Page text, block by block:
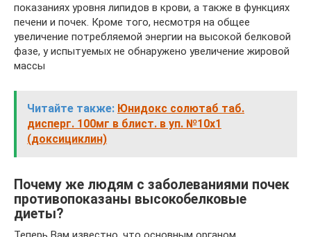
показаниях уровня липидов в крови, а также в функциях
печени и почек. Кроме того, несмотря на общее
увеличение потребляемой энергии на высокой белковой
фазе, у испытуемых не обнаружено увеличение жировой
массы
Читайте также: Юнидокс солютаб таб.
дисперг. 100мг в блист. в уп. №10х1
(доксициклин)
Почему же людям с заболеваниями почек
противопоказаны высокобелковые
диеты?